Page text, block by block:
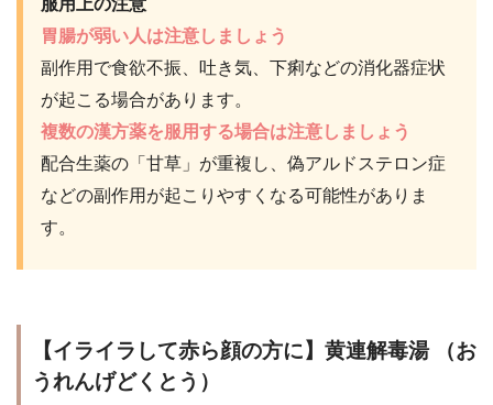
服用上の注意
胃腸が弱い人は注意しましょう
副作用で食欲不振、吐き気、下痢などの消化器症状
が起こる場合があります。
複数の漢方薬を服用する場合は注意しましょう
配合生薬の「甘草」が重複し、偽アルドステロン症
などの副作用が起こりやすくなる可能性がありま
す。
【イライラして赤ら顔の方に】黄連解毒湯 （お
うれんげどくとう）